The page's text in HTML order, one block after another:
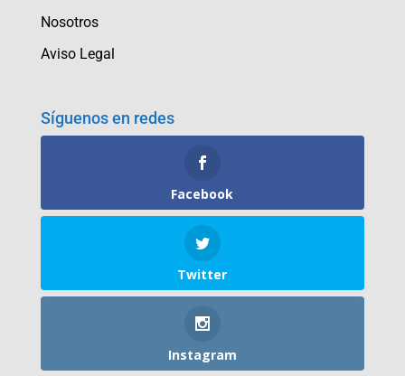
Nosotros
Aviso Legal
Síguenos en redes
Facebook
Twitter
Instagram